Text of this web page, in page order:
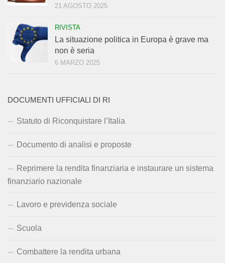
21 AGOSTO 2025
RIVISTA
La situazione politica in Europa è grave ma
non è seria
6 MARZO 2025
DOCUMENTI UFFICIALI DI RI
Statuto di Riconquistare l’Italia
Documento di analisi e proposte
Reprimere la rendita finanziaria e instaurare un sistema
finanziario nazionale
Lavoro e previdenza sociale
Scuola
Combattere la rendita urbana